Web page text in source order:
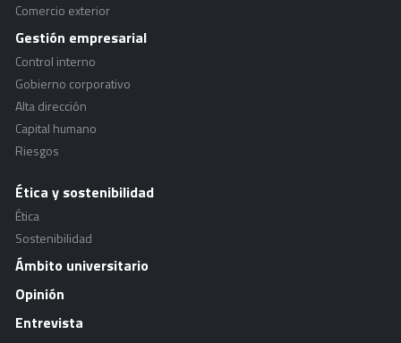
Comercio exterior
Gestión empresarial
Control interno
Gobierno corporativo
Alta dirección
Capital humano
Riesgos
Ética y sostenibilidad
Ética
Sostenibilidad
Ámbito universitario
Opinión
Entrevista